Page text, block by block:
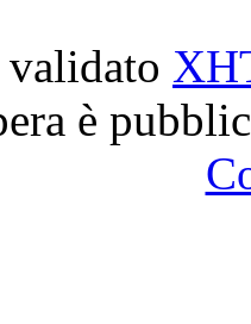
validato
è